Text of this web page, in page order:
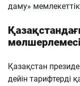
даму»
мөлшерлемесі
Қазақстан
дейін тарифтерді